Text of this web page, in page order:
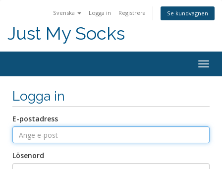
Svenska Logga in Registrera Se kundvagnen
Just My Socks
Logga in
E-postadress
Lösenord